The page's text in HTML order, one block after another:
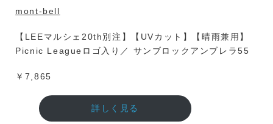
mont-bell
【LEEマルシェ20th別注】【UVカット】【晴雨兼用】
Picnic Leagueロゴ入り／ サンブロックアンブレラ55
￥7,865
詳しく見る